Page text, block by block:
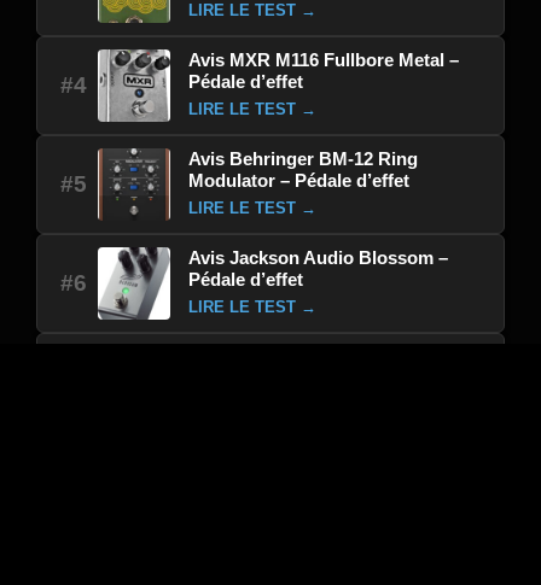
LIRE LE TEST →
#4
Avis MXR M116 Fullbore Metal –
Pédale d’effet
LIRE LE TEST →
#5
Avis Behringer BM-12 Ring
Modulator – Pédale d’effet
LIRE LE TEST →
#6
Avis Jackson Audio Blossom –
Pédale d’effet
LIRE LE TEST →